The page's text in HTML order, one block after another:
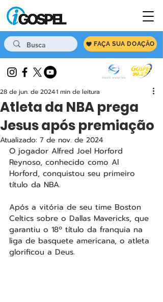
FAÇA SUA DOAÇÃO
Atleta da NBA prega
Jesus após premiação
28 de jun. de 20241 min de leitura
Atualizado: 7 de nov. de 2024
O jogador Alfred Joel Horford
Reynoso, conhecido como Al
Horford, conquistou seu primeiro
título da NBA.
Após a vitória de seu time Boston
Celtics sobre o Dallas Mavericks, que
garantiu o 18º título da franquia na
liga de basquete americana, o atleta
glorificou a Deus.